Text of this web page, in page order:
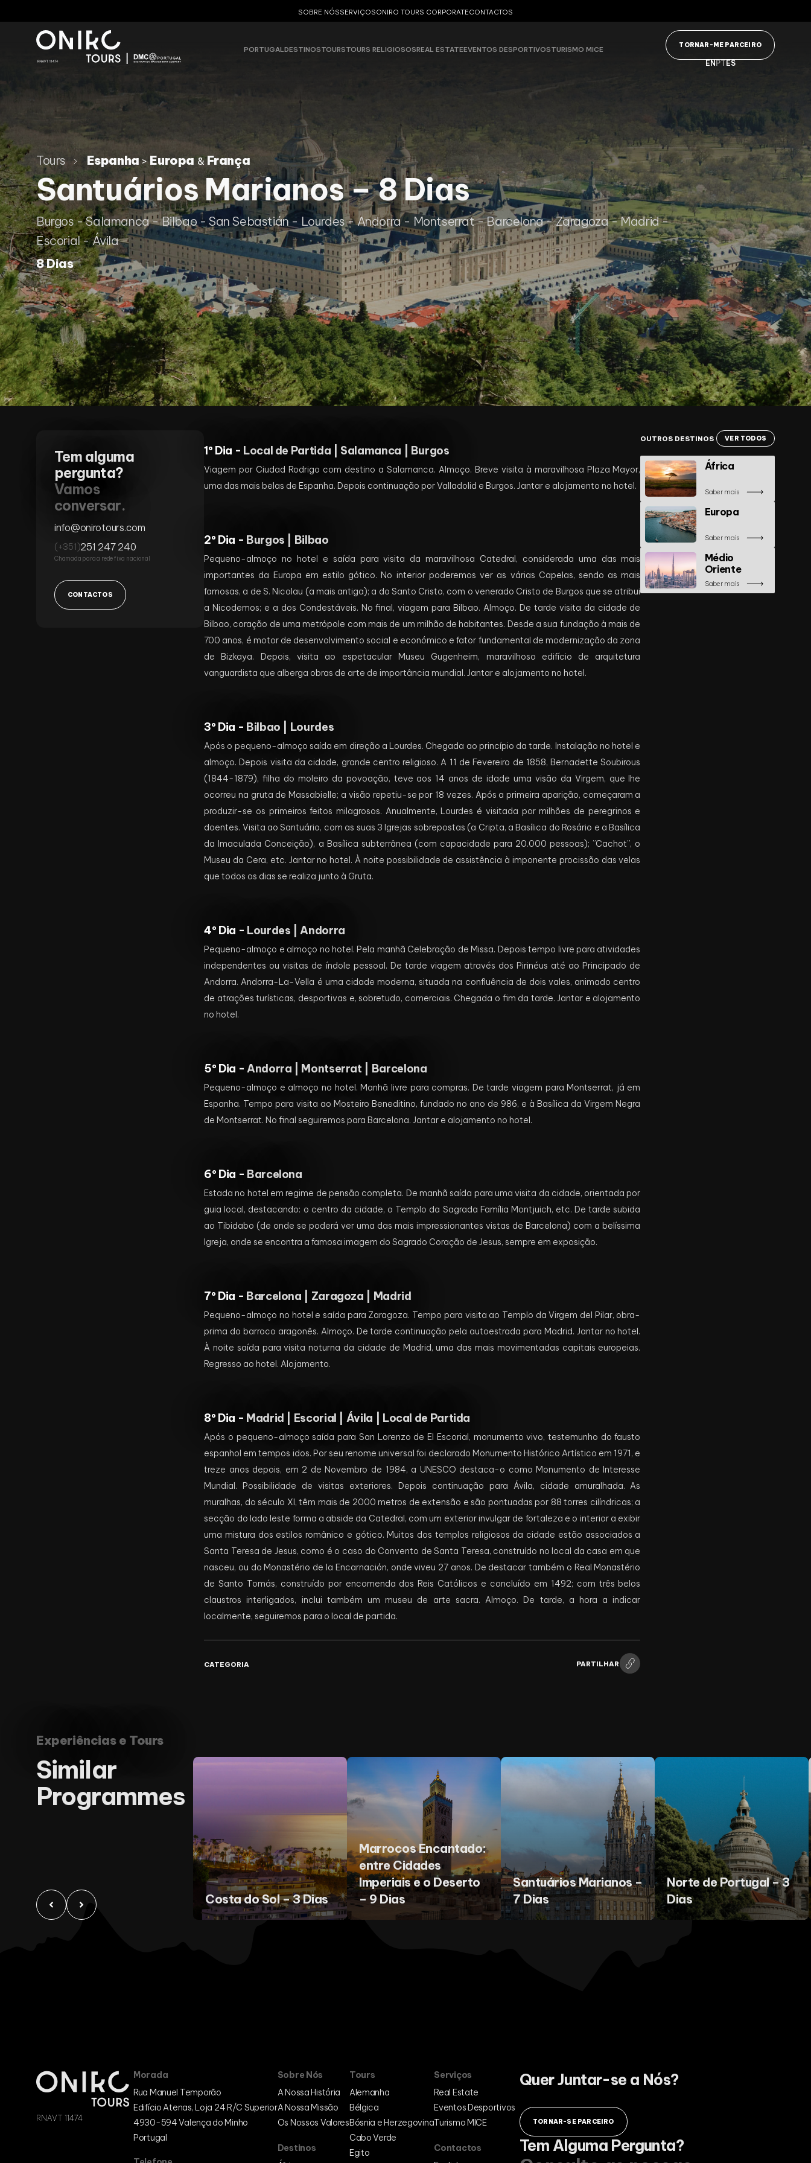
SOBRE NÓSSERVIÇOSONIRO TOURS CORPORATECONTACTOS
PORTUGALDESTINOSTOURSTOURS RELIGIOSOSREAL ESTATEEVENTOS DESPORTIVOSTURISMO MICE
EN PT ES
TORNAR-ME PARCEIRO
Tours Espanha>Europa &França
Santuários Marianos – 8 Dias
Burgos - Salamanca - Bilbao - San Sebastián - Lourdes - Andorra - Montserrat - Barcelona - Zaragoza - Madrid -
Escorial - Ávila
8 Dias
Tem alguma
pergunta?
Vamos
conversar.
info@onirotours.com
(+351)251 247 240
Chamada para a rede fixa nacional
CONTACTOS
1º Dia - Local de Partida | Salamanca | Burgos
Viagem por Ciudad Rodrigo com destino a Salamanca. Almoço. Breve visita à maravilhosa Plaza Mayor,
uma das mais belas de Espanha. Depois continuação por Valladolid e Burgos. Jantar e alojamento no hotel.
2º Dia - Burgos | Bilbao
Pequeno-almoço no hotel e saída para visita da maravilhosa Catedral, considerada uma das mais
importantes da Europa em estilo gótico. No interior poderemos ver as várias Capelas, sendo as mais
famosas, a de S. Nicolau (a mais antiga); a do Santo Cristo, com o venerado Cristo de Burgos que se atribui
a Nicodemos; e a dos Condestáveis. No final, viagem para Bilbao. Almoço. De tarde visita da cidade de
Bilbao, coração de uma metrópole com mais de um milhão de habitantes. Desde a sua fundação à mais de
700 anos, é motor de desenvolvimento social e económico e fator fundamental de modernização da zona
de Bizkaya. Depois, visita ao espetacular Museu Gugenheim, maravilhoso edifício de arquitetura
vanguardista que alberga obras de arte de importância mundial. Jantar e alojamento no hotel.
3º Dia - Bilbao | Lourdes
Após o pequeno-almoço saída em direção a Lourdes. Chegada ao princípio da tarde. Instalação no hotel e
almoço. Depois visita da cidade, grande centro religioso. A 11 de Fevereiro de 1858, Bernadette Soubirous
(1844-1879), filha do moleiro da povoação, teve aos 14 anos de idade uma visão da Virgem, que lhe
ocorreu na gruta de Massabielle; a visão repetiu-se por 18 vezes. Após a primeira aparição, começaram a
produzir-se os primeiros feitos milagrosos. Anualmente, Lourdes é visitada por milhões de peregrinos e
doentes. Visita ao Santuário, com as suas 3 Igrejas sobrepostas (a Cripta, a Basílica do Rosário e a Basílica
da Imaculada Conceição), a Basílica subterrânea (com capacidade para 20.000 pessoas); ”Cachot”, o
Museu da Cera, etc. Jantar no hotel. À noite possibilidade de assistência à imponente procissão das velas
que todos os dias se realiza junto à Gruta.
4º Dia - Lourdes | Andorra
Pequeno-almoço e almoço no hotel. Pela manhã Celebração de Missa. Depois tempo livre para atividades
independentes ou visitas de índole pessoal. De tarde viagem através dos Pirinéus até ao Principado de
Andorra. Andorra-La-Vella é uma cidade moderna, situada na confluência de dois vales, animado centro
de atrações turísticas, desportivas e, sobretudo, comerciais. Chegada o fim da tarde. Jantar e alojamento
no hotel.
5º Dia - Andorra | Montserrat | Barcelona
Pequeno-almoço e almoço no hotel. Manhã livre para compras. De tarde viagem para Montserrat, já em
Espanha. Tempo para visita ao Mosteiro Beneditino, fundado no ano de 986, e à Basílica da Virgem Negra
de Montserrat. No final seguiremos para Barcelona. Jantar e alojamento no hotel.
6º Dia - Barcelona
Estada no hotel em regime de pensão completa. De manhã saída para uma visita da cidade, orientada por
guia local, destacando: o centro da cidade, o Templo da Sagrada Família Montjuich, etc. De tarde subida
ao Tibidabo (de onde se poderá ver uma das mais impressionantes vistas de Barcelona) com a belíssima
Igreja, onde se encontra a famosa imagem do Sagrado Coração de Jesus, sempre em exposição.
7º Dia - Barcelona | Zaragoza | Madrid
Pequeno-almoço no hotel e saída para Zaragoza. Tempo para visita ao Templo da Virgem del Pilar, obra-
prima do barroco aragonês. Almoço. De tarde continuação pela autoestrada para Madrid. Jantar no hotel.
À noite saída para visita noturna da cidade de Madrid, uma das mais movimentadas capitais europeias.
Regresso ao hotel. Alojamento.
8º Dia - Madrid | Escorial | Ávila | Local de Partida
Após o pequeno-almoço saída para San Lorenzo de El Escorial, monumento vivo, testemunho do fausto
espanhol em tempos idos. Por seu renome universal foi declarado Monumento Histórico Artístico em 1971, e
treze anos depois, em 2 de Novembro de 1984, a UNESCO destaca-o como Monumento de Interesse
Mundial. Possibilidade de visitas exteriores. Depois continuação para Ávila, cidade amuralhada. As
muralhas, do século XI, têm mais de 2000 metros de extensão e são pontuadas por 88 torres cilíndricas; a
secção do lado leste forma a abside da Catedral, com um exterior invulgar de fortaleza e o interior a exibir
uma mistura dos estilos românico e gótico. Muitos dos templos religiosos da cidade estão associados a
Santa Teresa de Jesus, como é o caso do Convento de Santa Teresa, construído no local da casa em que
nasceu, ou do Monastério de la Encarnación, onde viveu 27 anos. De destacar também o Real Monastério
de Santo Tomás, construído por encomenda dos Reis Católicos e concluído em 1492; com três belos
claustros interligados, inclui também um museu de arte sacra. Almoço. De tarde, a hora a indicar
localmente, seguiremos para o local de partida.
CATEGORIA PARTILHAR
OUTROS DESTINOS VER TODOS
África
Saber mais
Europa
Saber mais
Médio
Oriente
Saber mais
Experiências e Tours
Similar
Programmes
Costa do Sol – 3 Dias
Marrocos Encantado:
entre Cidades
Imperiais e o Deserto
– 9 Dias
Santuários Marianos –
7 Dias
Norte de Portugal – 3
Dias
RNAVT 11474
Morada
Rua Manuel Temporão
Edifício Atenas, Loja 24 R/C Superior
4930-594 Valença do Minho
Portugal
Sobre Nós
A Nossa História
A Nossa Missão
Os Nossos Valores
Destinos
Tours
Alemanha
Bélgica
Bósnia e Herzegovina
Cabo Verde
Egito
Serviços
Real Estate
Eventos Desportivos
Turismo MICE
Contactos
Quer Juntar-se a Nós?
TORNAR-SE PARCEIRO
Tem Alguma Pergunta?